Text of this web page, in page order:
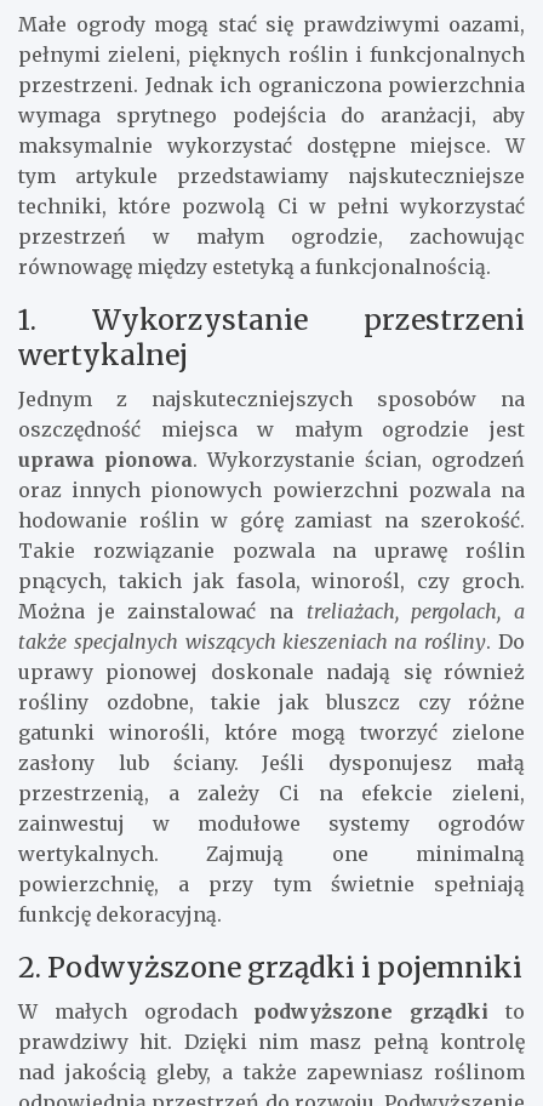
Małe ogrody mogą stać się prawdziwymi oazami,
pełnymi zieleni, pięknych roślin i funkcjonalnych
przestrzeni. Jednak ich ograniczona powierzchnia
wymaga sprytnego podejścia do aranżacji, aby
maksymalnie wykorzystać dostępne miejsce. W
tym artykule przedstawiamy najskuteczniejsze
techniki, które pozwolą Ci w pełni wykorzystać
przestrzeń w małym ogrodzie, zachowując
równowagę między estetyką a funkcjonalnością.
1. Wykorzystanie przestrzeni
wertykalnej
Jednym z najskuteczniejszych sposobów na
oszczędność miejsca w małym ogrodzie jest
uprawa pionowa. Wykorzystanie ścian, ogrodzeń
oraz innych pionowych powierzchni pozwala na
hodowanie roślin w górę zamiast na szerokość.
Takie rozwiązanie pozwala na uprawę roślin
pnących, takich jak fasola, winorośl, czy groch.
Można je zainstalować na treliażach, pergolach, a
także specjalnych wiszących kieszeniach na rośliny. Do
uprawy pionowej doskonale nadają się również
rośliny ozdobne, takie jak bluszcz czy różne
gatunki winorośli, które mogą tworzyć zielone
zasłony lub ściany. Jeśli dysponujesz małą
przestrzenią, a zależy Ci na efekcie zieleni,
zainwestuj w modułowe systemy ogrodów
wertykalnych. Zajmują one minimalną
powierzchnię, a przy tym świetnie spełniają
funkcję dekoracyjną.
2. Podwyższone grządki i pojemniki
W małych ogrodach podwyższone grządki to
prawdziwy hit. Dzięki nim masz pełną kontrolę
nad jakością gleby, a także zapewniasz roślinom